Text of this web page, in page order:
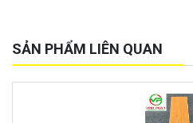
SẢN PHẨM LIÊN QUAN